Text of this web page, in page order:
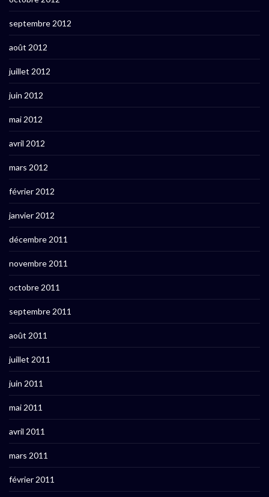
septembre 2012
août 2012
juillet 2012
juin 2012
mai 2012
avril 2012
mars 2012
février 2012
janvier 2012
décembre 2011
novembre 2011
octobre 2011
septembre 2011
août 2011
juillet 2011
juin 2011
mai 2011
avril 2011
mars 2011
février 2011